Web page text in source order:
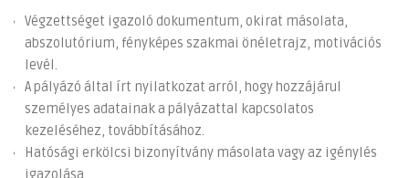
Végzettséget igazoló dokumentum, okirat másolata,
abszolutórium, fényképes szakmai önéletrajz, motivációs
levél.
A pályázó által írt nyilatkozat arról, hogy hozzájárul
személyes adatainak a pályázattal kapcsolatos
kezeléséhez, továbbításához.
Hatósági erkölcsi bizonyítvány másolata vagy az igénylés
igazolása.